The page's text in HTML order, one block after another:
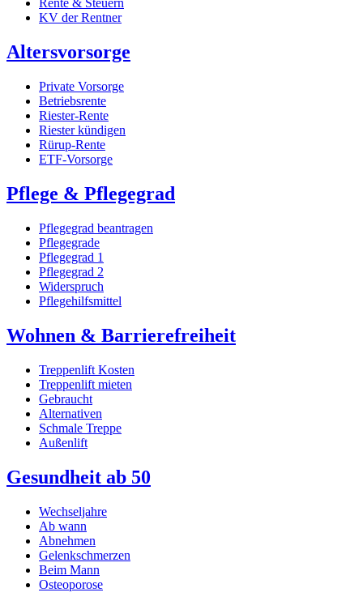
Rente & Steuern
KV der Rentner
Altersvorsorge
Private Vorsorge
Betriebsrente
Riester-Rente
Riester kündigen
Rürup-Rente
ETF-Vorsorge
Pflege & Pflegegrad
Pflegegrad beantragen
Pflegegrade
Pflegegrad 1
Pflegegrad 2
Widerspruch
Pflegehilfsmittel
Wohnen & Barrierefreiheit
Treppenlift Kosten
Treppenlift mieten
Gebraucht
Alternativen
Schmale Treppe
Außenlift
Gesundheit ab 50
Wechseljahre
Ab wann
Abnehmen
Gelenkschmerzen
Beim Mann
Osteoporose